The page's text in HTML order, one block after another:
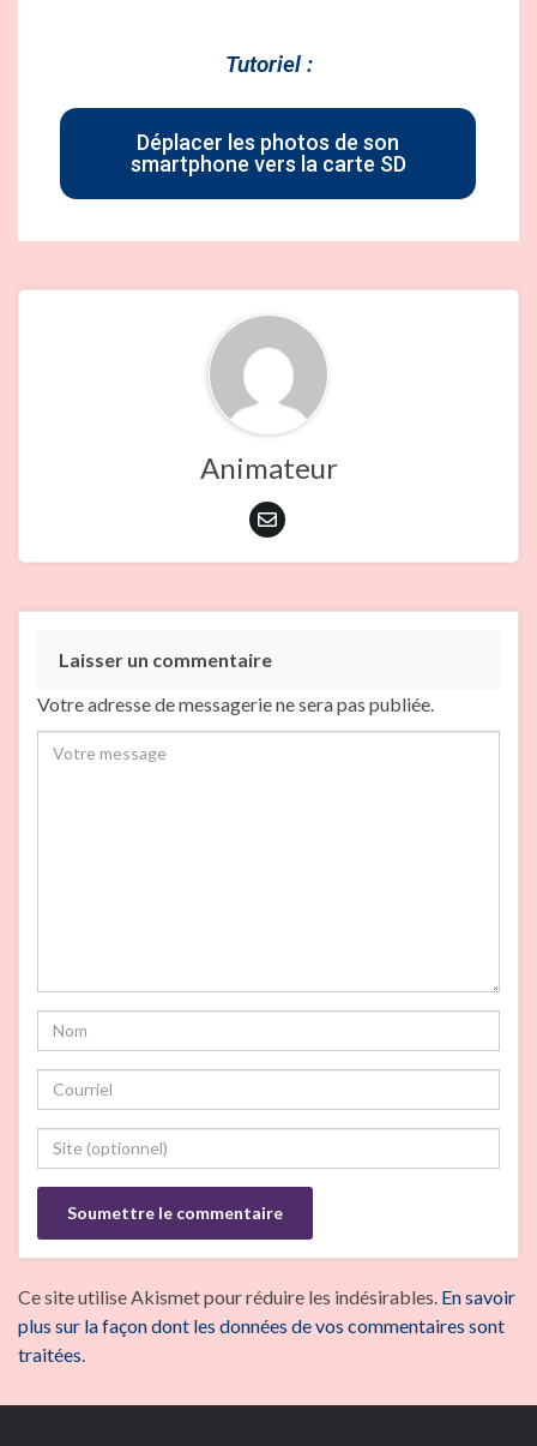
Tutoriel :
Déplacer les photos de son
smartphone vers la carte SD
Animateur
Laisser un commentaire
Votre adresse de messagerie ne sera pas publiée.
Ce site utilise Akismet pour réduire les indésirables. En savoir
plus sur la façon dont les données de vos commentaires sont
traitées